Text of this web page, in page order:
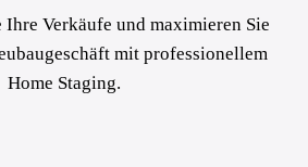
Ihre Verkäufe und maximieren Sie
mit professionellem
Home Staging.